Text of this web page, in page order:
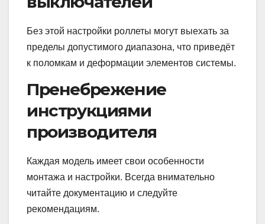
Без этой настройки роллеты могут выехать за
пределы допустимого диапазона, что приведёт
к поломкам и деформации элементов системы.
Пренебрежение
инструкциями
производителя
Каждая модель имеет свои особенности
монтажа и настройки. Всегда внимательно
читайте документацию и следуйте
рекомендациям.